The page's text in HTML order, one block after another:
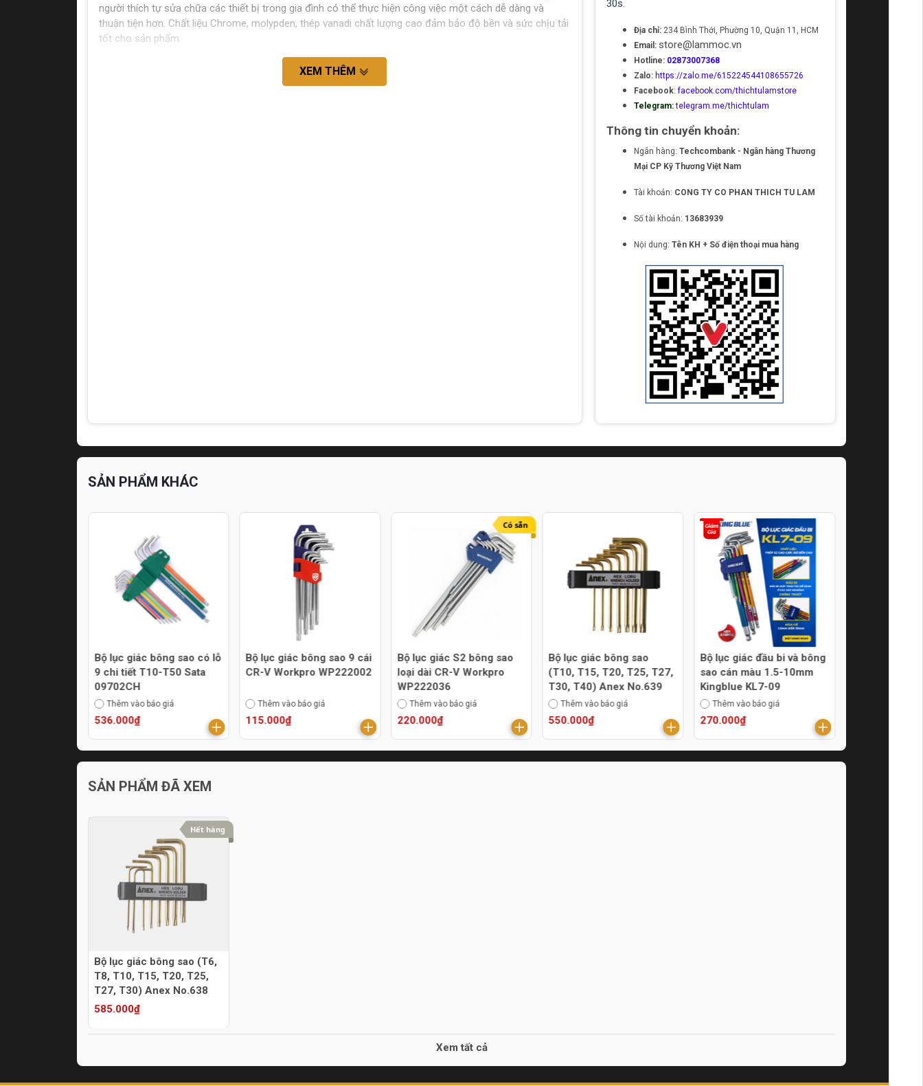
người thích tự sửa chữa các thiết bị trong gia đình có thể thực hiện công việc một cách dễ dàng và
thuận tiện hơn. Chất liệu Chrome, molypden, thép vanadi chất lượng cao đảm bảo độ bền và sức chịu tải
tốt cho sản phẩm.
XEM THÊM
30s.
Địa chỉ: 234 Bình Thới, Phường 10, Quận 11, HCM
Email: store@lammoc.vn
Hotline: 02873007368
Zalo: https://zalo.me/615224544108655726
Facebook:facebook.com/thichtulamstore
Telegram: telegram.me/thichtulam
Thông tin chuyển khoản:
Ngân hàng: Techcombank - Ngân hàng Thương
Mại CP Kỹ Thương Việt Nam
Tài khoản: CONG TY CO PHAN THICH TU LAM
Số tài khoản: 13683939
Nội dung: Tên KH + Số điện thoại mua hàng
SẢN PHẨM KHÁC
Bộ lục giác bông sao có lỗ
9 chi tiết T10-T50 Sata
09702CH
Thêm vào báo giá
536.000₫
Bộ lục giác bông sao 9 cái
CR-V Workpro WP222002
Thêm vào báo giá
115.000₫
Có sẵn
Bộ lục giác S2 bông sao
loại dài CR-V Workpro
WP222036
Thêm vào báo giá
220.000₫
Bộ lục giác bông sao
(T10, T15, T20, T25, T27,
T30, T40) Anex No.639
Thêm vào báo giá
550.000₫
Bộ lục giác đầu bi và bông
sao cán màu 1.5-10mm
Kingblue KL7-09
Thêm vào báo giá
270.000₫
SẢN PHẨM ĐÃ XEM
Hết hàng
Bộ lục giác bông sao (T6,
T8, T10, T15, T20, T25,
T27, T30) Anex No.638
585.000₫
Xem tất cả